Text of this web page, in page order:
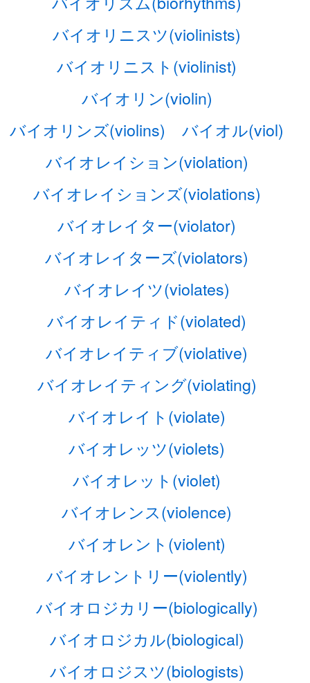
バイオリニスツ(violinists)
バイオリニスト(violinist)
バイオリン(violin)
バイオリンズ(violins)
バイオル(viol)
バイオレイション(violation)
バイオレイションズ(violations)
バイオレイター(violator)
バイオレイターズ(violators)
バイオレイツ(violates)
バイオレイティド(violated)
バイオレイティブ(violative)
バイオレイティング(violating)
バイオレイト(violate)
バイオレッツ(violets)
バイオレット(violet)
バイオレンス(violence)
バイオレント(violent)
バイオレントリー(violently)
バイオロジカリー(biologically)
バイオロジカル(biological)
バイオロジスツ(biologists)